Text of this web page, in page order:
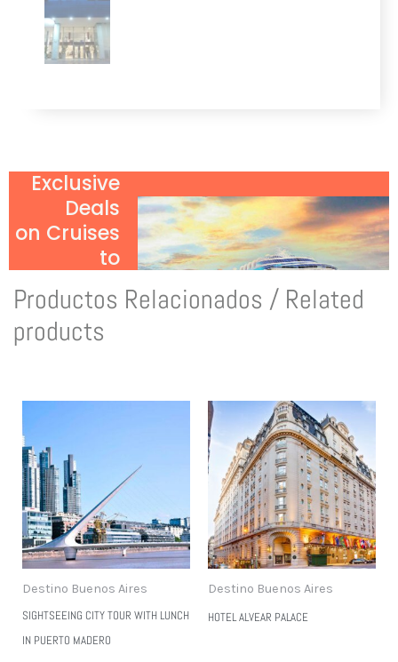
Exclusive
Deals
on Cruises
to
Antarctica!
Click Here
to Discover
Productos Relacionados / Related
products
Destino Buenos Aires
SIGHTSEEING CITY TOUR WITH LUNCH
IN PUERTO MADERO
Destino Buenos Aires
HOTEL ALVEAR PALACE